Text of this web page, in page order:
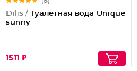
Dilis / Туалетная вода Unique
sunny
1511 ₽